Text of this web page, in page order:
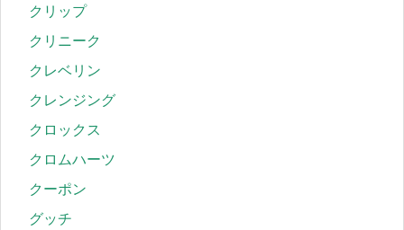
クリップ
クリニーク
クレベリン
クレンジング
クロックス
クロムハーツ
クーポン
グッチ